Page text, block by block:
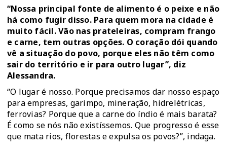
“Nossa principal fonte de alimento é o peixe e não
há como fugir disso. Para quem mora na cidade é
muito fácil. Vão nas prateleiras, compram frango
e carne, tem outras opções. O coração dói quando
vê a situação do povo, porque eles não têm como
sair do território e ir para outro lugar”, diz
Alessandra.
“O lugar é nosso. Porque precisamos dar nosso espaço
para empresas, garimpo, mineração, hidrelétricas,
ferrovias? Porque que a carne do índio é mais barata?
É como se nós não existíssemos. Que progresso é esse
que mata rios, florestas e expulsa os povos?”, indaga.